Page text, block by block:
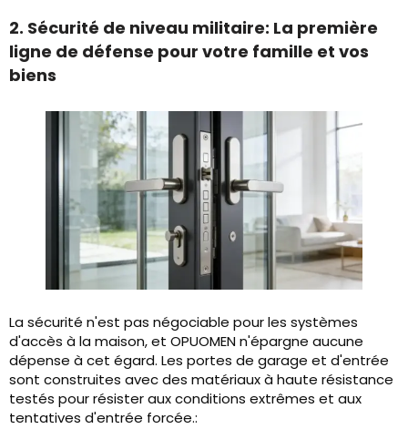
2. Sécurité de niveau militaire: La première
ligne de défense pour votre famille et vos
biens
La sécurité n'est pas négociable pour les systèmes
d'accès à la maison, et OPUOMEN n'épargne aucune
dépense à cet égard. Les portes de garage et d'entrée
sont construites avec des matériaux à haute résistance
testés pour résister aux conditions extrêmes et aux
tentatives d'entrée forcée.: